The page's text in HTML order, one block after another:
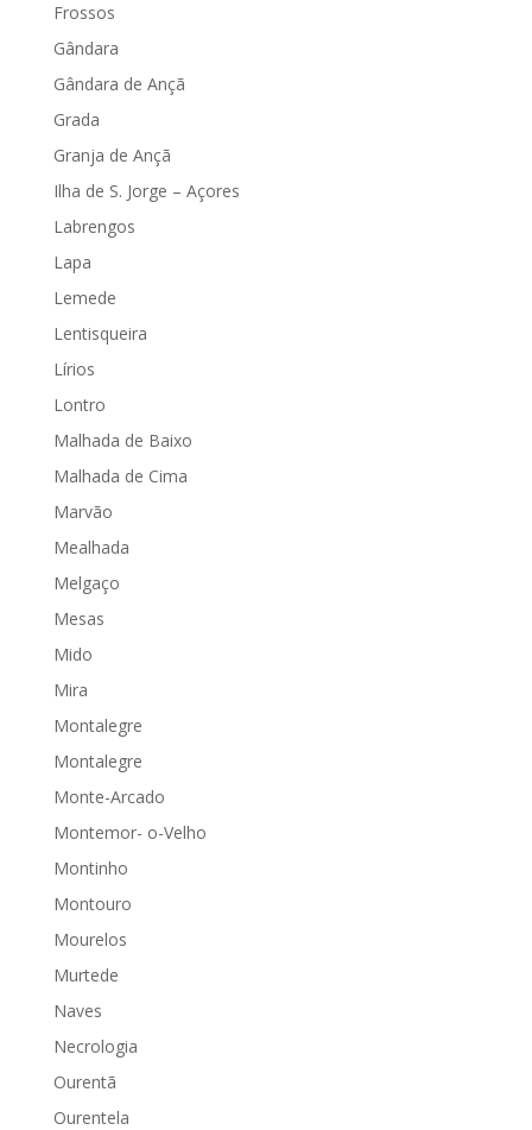
Frossos
Gândara
Gândara de Ançã
Grada
Granja de Ançã
Ilha de S. Jorge – Açores
Labrengos
Lapa
Lemede
Lentisqueira
Lírios
Lontro
Malhada de Baixo
Malhada de Cima
Marvão
Mealhada
Melgaço
Mesas
Mido
Mira
Montalegre
Montalegre
Monte-Arcado
Montemor- o-Velho
Montinho
Montouro
Mourelos
Murtede
Naves
Necrologia
Ourentã
Ourentela